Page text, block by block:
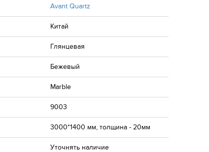
Avant Quartz
Китай
Глянцевая
Бежевый
Marble
9003
3000*1400 мм, толщина - 20мм
Уточнять наличие